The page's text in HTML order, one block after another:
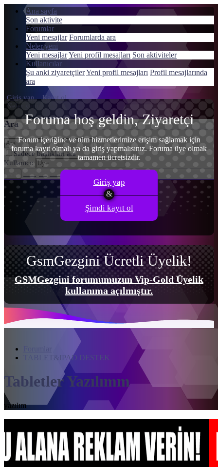
Ana sayfa
Son aktivite
Forumlar
Yeni mesajlar Forumlarda ara
Neler yeni
Yeni mesajlarYeni profil mesajları Son aktiviteler
Kullanıcılar
Şu anki ziyaretçilerYeni profil mesajları Profil mesajlarında
ara
Giriş yap
Kayıt ol
Neler yeni
Ara
Ara
Sadece başlıkları ara
Kullanıcı:
Ara Gelişmiş Arama…
Menü
Giriş yap
Kayıt ol
Foruma hoş geldin, Ziyaretçi
Forum içeriğine ve tüm hizmetlerimize erişim sağlamak için
foruma kayıt olmalı ya da giriş yapmalısınız. Foruma üye olmak
tamamen ücretsizdir.
Giriş yap
Şimdi kayıt ol
GsmGezgini Ücretli Üyelik!
GSMGezgini forumumuzun Vip-Gold Üyelik
kullanıma açılmıştır.
TABLET&IPAD DESTEK
Tabletler Yazılımm
yazılım